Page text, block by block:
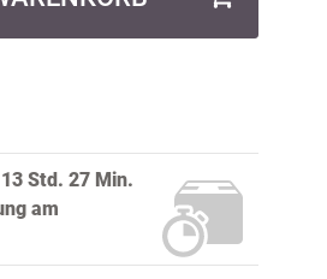
Std. 27 Min.
am